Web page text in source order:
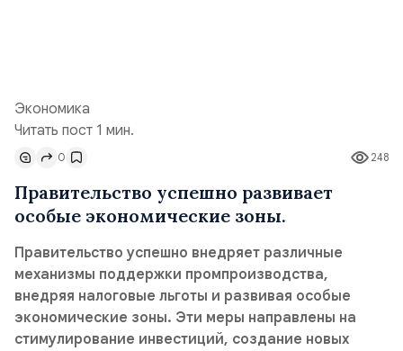
Экономика
Читать пост 1 мин.
248
0
Правительство успешно развивает
особые экономические зоны.
Правительство успешно внедряет различные
механизмы поддержки промпроизводства,
внедряя налоговые льготы и развивая особые
экономические зоны. Эти меры направлены на
стимулирование инвестиций, создание новых